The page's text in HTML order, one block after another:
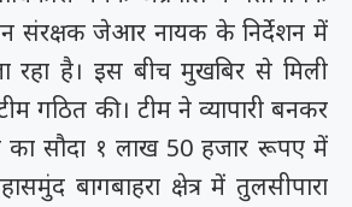
संरक्षक जेआर नायक के निर्देशन में
रहा है। इस बीच मुखबिर से मिली
गठित की। टीम ने व्यापारी बनकर
का सौदा १ लाख 50 हजार रूपए में
बागबाहरा क्षेत्र में तुलसीपारा